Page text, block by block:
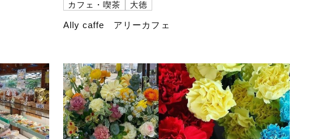
カフェ・喫茶 大徳
Ally caffe アリーカフェ